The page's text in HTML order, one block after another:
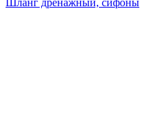
Шланг дренажный, сифоны